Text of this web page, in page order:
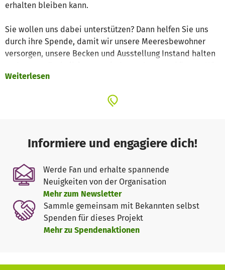
erhalten bleiben kann.
Sie wollen uns dabei unterstützen? Dann helfen Sie uns
durch ihre Spende, damit wir unsere Meeresbewohner
versorgen, unsere Becken und Ausstellung Instand halten
freuen uns über Ihren Beitrag, damit nicht nur das Wissen
weiterwächst, sondern auch unsere Ausstellung selbst
Weiterlesen
Informiere und engagiere dich!
Werde Fan und erhalte spannende
Neuigkeiten von der Organisation
Mehr zum Newsletter
Sammle gemeinsam mit Bekannten selbst
Spenden für dieses Projekt
Mehr zu Spendenaktionen